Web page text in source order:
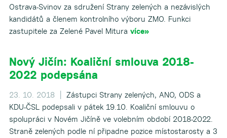
Ostrava-Svinov za sdružení Strany zelených a nezávislých
kandidátů a členem kontrolního výboru ZMO. Funkci
zastupitele za Zelené Pavel Mitura více»
Nový Jičín: Koaliční smlouva 2018-
2022 podepsána
23. 10. 2018 |
Zástupci Strany zelených, ANO, ODS a
KDU-ČSL podepsali v pátek 19.10. Koaliční smlouvu o
spolupráci v Novém Jičíně ve volebním období 2018-2022.
Straně zelených podle ní připadne pozice místostarosty a 3